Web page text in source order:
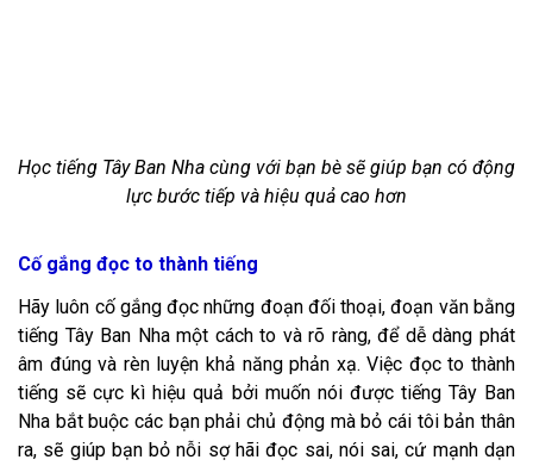
Học tiếng Tây Ban Nha cùng với bạn bè sẽ giúp bạn có động
lực bước tiếp và hiệu quả cao hơn
Cố gắng đọc to thành tiếng
Hãy luôn cố gắng đọc những đoạn đối thoại, đoạn văn bằng
tiếng Tây Ban Nha một cách to và rõ ràng, để dễ dàng phát
âm đúng và rèn luyện khả năng phản xạ. Việc đọc to thành
tiếng sẽ cực kì hiệu quả bởi muốn nói được tiếng Tây Ban
Nha bắt buộc các bạn phải chủ động mà bỏ cái tôi bản thân
ra, sẽ giúp bạn bỏ nỗi sợ hãi đọc sai, nói sai, cứ mạnh dạn